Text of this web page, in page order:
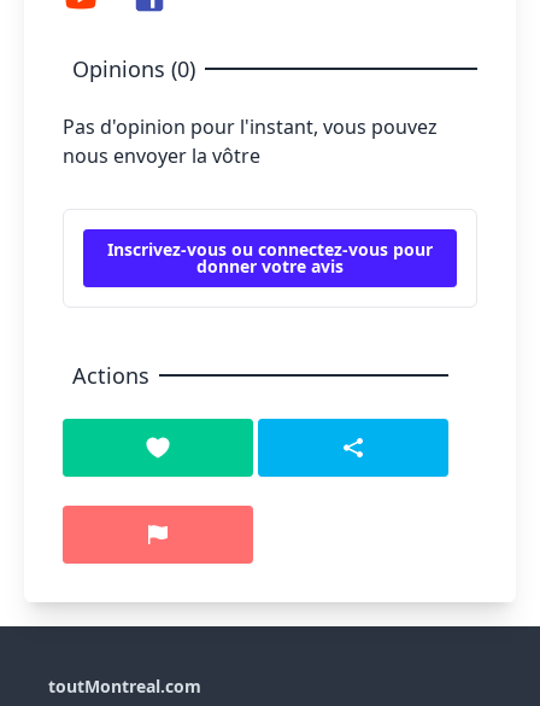
Opinions (0)
Pas d'opinion pour l'instant, vous pouvez
nous envoyer la vôtre
Inscrivez-vous ou connectez-vous pour
donner votre avis
Actions
toutMontreal.com